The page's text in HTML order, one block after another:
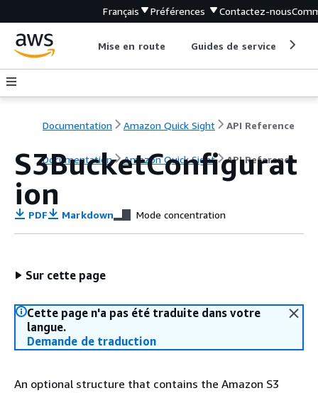
Français Préférences Contactez-nous
Mise en route Guides de service
Documentation Amazon Quick Sight API Reference
Documentation Amazon Quick Sight API Reference
S3BucketConfigurat
ion
PDF Markdown Mode concentration
Sur cette page
Cette page n'a pas été traduite dans votre
langue.
Demande de traduction
An optional structure that contains the Amazon S3